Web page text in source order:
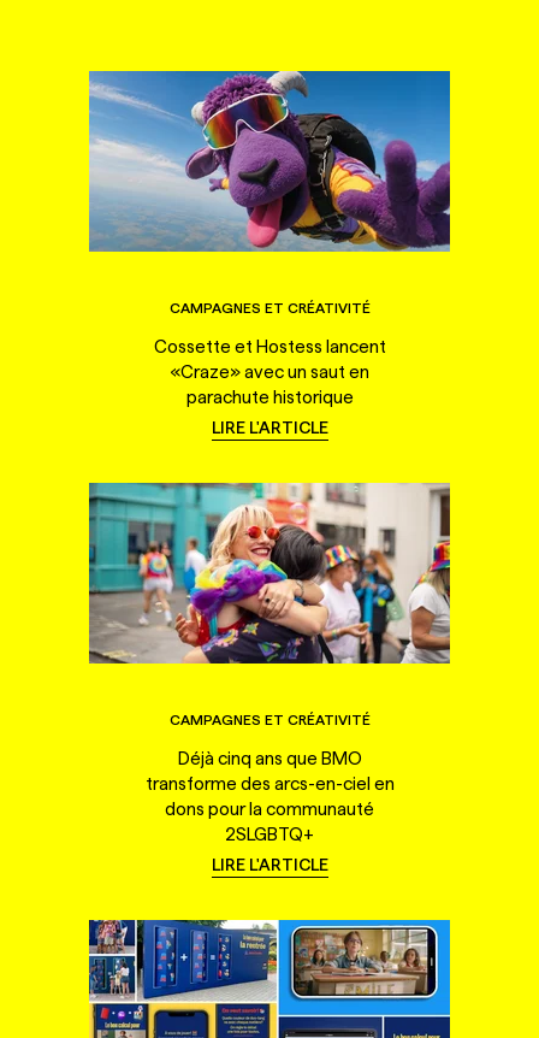
CAMPAGNES ET CRÉATIVITÉ
Cossette et Hostess lancent
«Craze» avec un saut en
parachute historique
LIRE L'ARTICLE
CAMPAGNES ET CRÉATIVITÉ
Déjà cinq ans que BMO
transforme des arcs-en-ciel en
dons pour la communauté
2SLGBTQ+
LIRE L'ARTICLE